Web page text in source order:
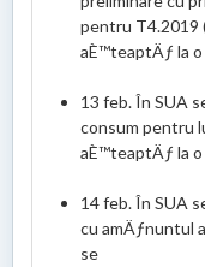
pentru T4.2019
aÈ™teaptÄƒ la
13 feb. În SUA
consum pentru
aÈ™teaptÄƒ la
14 feb. În SUA
cu amÄƒnuntul
se